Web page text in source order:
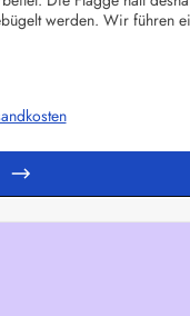
werden. Wir führen